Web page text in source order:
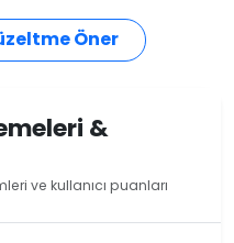
Öner
&
ve kullanıcı puanları